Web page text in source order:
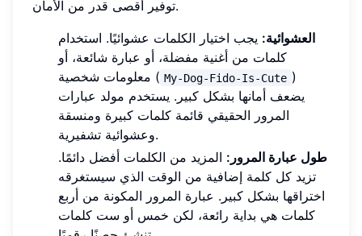
توفير أقصى قدر من الأمان.
العشوائية: يجب اختيار الكلمات عشوائيًا. استخدام
كلمات من أغنية مفضلة، أو عبارة شائعة، أو
معلومات شخصية ( My-Dog-Fido-Is-Cute )
يضعف أمانها بشكل كبير. يستخدم مولد عبارات
المرور الحقيقي قائمة كلمات كبيرة ومنسقة
وعشوائية تشفيرية.
طول عبارة المرور: المزيد من الكلمات أفضل دائمًا.
تزيد كل كلمة إضافية من الوقت الذي سيستغرقه
اختراقها بشكل كبير. عبارة المرور المكونة من أربع
كلمات هي بداية رائعة، لكن خمس أو ست كلمات